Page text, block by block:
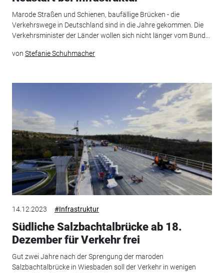
Marode Straßen und Schienen, baufällige Brücken - die
Verkehrswege in Deutschland sind in die Jahre gekommen. Die
Verkehrsminister der Länder wollen sich nicht länger vom Bund...
von Stefanie Schuhmacher
14.12.2023 #Infrastruktur
Südliche Salzbachtalbrücke ab 18.
Dezember für Verkehr frei
Gut zwei Jahre nach der Sprengung der maroden
Salzbachtalbrücke in Wiesbaden soll der Verkehr in wenigen